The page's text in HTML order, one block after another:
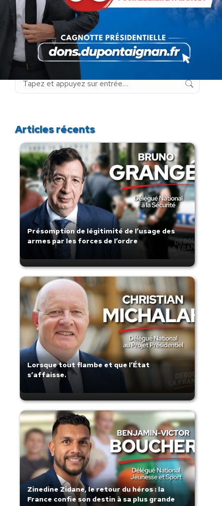
Rechercher
Recherche
Articles récents
Présomption de légitimité de l’usage des
armes par les forces de l’ordre
Lorsque tout flambe et que l’État
s’affaisse.
Zinedine Zidane, le retour du héros : la
France confie son destin à sa plus grande